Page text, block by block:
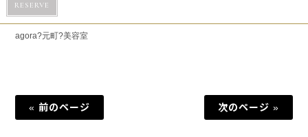
RESERVE
agora?元町?美容室
« 前のページ 次のページ »